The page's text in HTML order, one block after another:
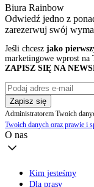
Biura Rainbow
Odwiedź jedno z
zarezerwuj swój
Jeśli chcesz jako
marketingowe wprost na
ZAPISZ SIĘ NA
Zapisz się
Administratorem Twoich
Twoich danych oraz prawie i
O nas
Kim jesteśmy
Dla prasy